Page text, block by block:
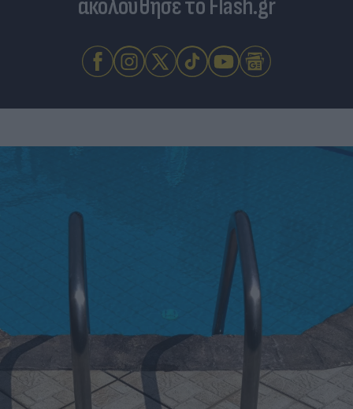
ακολούθησε το Flash.gr